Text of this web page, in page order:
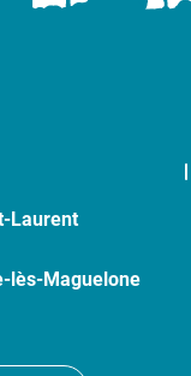
Laurent
lès-Maguelone